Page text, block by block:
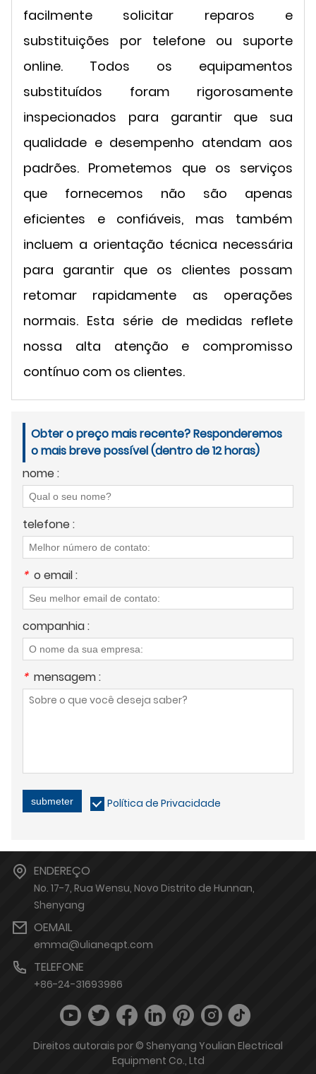
facilmente solicitar reparos e
substituições por telefone ou suporte
online. Todos os equipamentos
substituídos foram rigorosamente
inspecionados para garantir que sua
qualidade e desempenho atendam aos
padrões. Prometemos que os serviços
que fornecemos não são apenas
eficientes e confiáveis, mas também
incluem a orientação técnica necessária
para garantir que os clientes possam
retomar rapidamente as operações
normais. Esta série de medidas reflete
nossa alta atenção e compromisso
contínuo com os clientes.
Obter o preço mais recente? Responderemos
o mais breve possível (dentro de 12 horas)
nome :
telefone :
* o email :
companhia :
* mensagem :
submeter Política de Privacidade
ENDEREÇO
No. 17-7, Rua Wensu, Novo Distrito de Hunnan,
Shenyang
OEMAIL
emma@ulianeqpt.com
TELEFONE
+86-24-31693986
Direitos autorais por © Shenyang Youlian Electrical
Equipment Co., Ltd